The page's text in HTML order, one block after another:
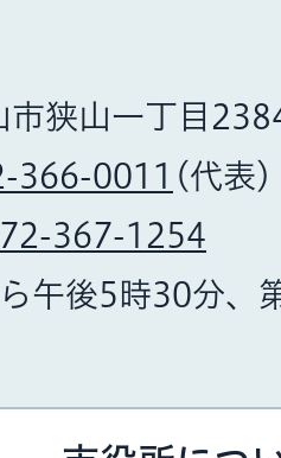
市狭山一丁目
366-0011 (代表)
367-1254
午後5時30分、